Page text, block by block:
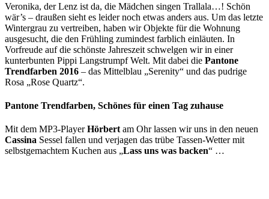
Veronika, der Lenz ist da, die Mädchen singen Trallala…! Schön
wär’s – draußen sieht es leider noch etwas anders aus. Um das letzte
Wintergrau zu vertreiben, haben wir Objekte für die Wohnung
ausgesucht, die den Frühling zumindest farblich einläuten. In
Vorfreude auf die schönste Jahreszeit schwelgen wir in einer
kunterbunten Pippi Langstrumpf Welt. Mit dabei die Pantone
Trendfarben 2016 – das Mittelblau „Serenity“ und das pudrige
Rosa „Rose Quartz“.
Pantone Trendfarben, Schönes für einen Tag zuhause
Mit dem MP3-PlayerHörbert am Ohr lassen wir uns in den neuen
Cassina Sessel fallen und verjagen das trübe Tassen-Wetter mit
selbstgemachtem Kuchen aus „Lass uns was backen“ …